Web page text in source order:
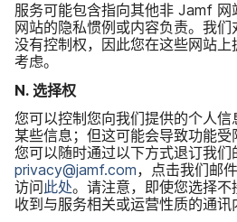
服务​可能​包含​指向​其他​非 Jamf 网
网站​的​隐私​惯例​或​内容​负责。​我们​
没有​控制权，​因此​您​在​这些​网站​
考虑。
N. 选择权
您​可以​控制​您​向​我们​提供​的​个人​
某些​信息；​但​这​可能​会​导致​功能​受
您​可以​随时​通过​以下​方式​退订​我
privacy@jamf.com，​点击​我们​邮
访问 此​处。​请​注意，​即使​您​选择​
收到​与​服务​相关​或​运营性质​的​通讯​